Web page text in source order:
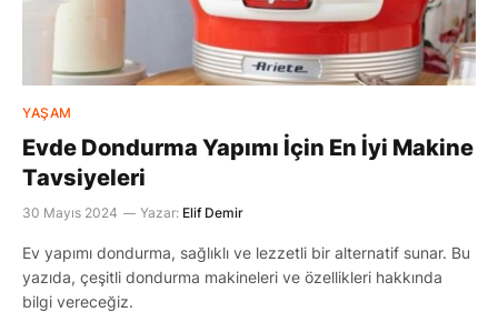
YAŞAM
Evde Dondurma Yapımı İçin En İyi Makine
Tavsiyeleri
30 Mayıs 2024 Yazar: Elif Demir
Ev yapımı dondurma, sağlıklı ve lezzetli bir alternatif sunar. Bu
yazıda, çeşitli dondurma makineleri ve özellikleri hakkında
bilgi vereceğiz.